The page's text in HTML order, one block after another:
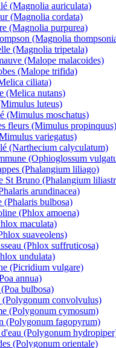
(Magnolia auriculata)
(Magnolia cordata)
(Magnolia purpurea)
(Magnolia
(Magnolia tripetala)
(Malope malacoides)
(Malope trifida)
ciliata)
(Melica nutans)
luteus)
(Mimulus moschatus)
fleurs (Mimulus propinquus)
variegatus)
(Narthecium calyculatum)
(Ophioglossum
(Phalangium liliago)
St Bruno (Phalangium
arundinacea)
(Phalaris bulbosa)
(Phlox amoena)
maculata)
suaveolens)
(Phlox suffruticosa)
undulata)
(Picridium vulgare)
annua)
bulbosa)
(Polygonum convolvulus)
(Polygonum cymosum)
(Polygonum fagopyrum)
(Polygonum
(Polygonum orientale)